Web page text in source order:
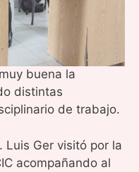
buena la
distintas
de trabajo.
Luis Ger visitó por la
acompañando al